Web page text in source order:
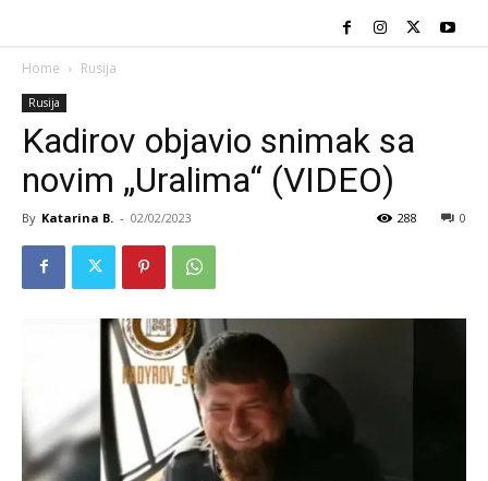
Home Rusija
Rusija
Kadirov objavio snimak sa
novim „Uralima“ (VIDEO)
By Katarina B. - 02/02/2023 0
288